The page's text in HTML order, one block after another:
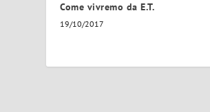
Come vivremo da E.T.
19/10/2017